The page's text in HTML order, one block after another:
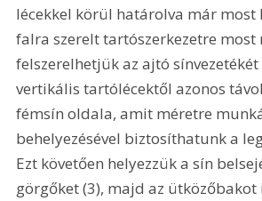
lécekkel körül határolva már most
falra szerelt tartószerkezetre most
felszerelhetjük az ajtó sínvezetékét
vertikális tartólécektől azonos
fémsín oldala, amit méretre
behelyezésével biztosíthatunk a
Ezt követően helyezzük a sín
görgőket (3), majd az ütközőbakot